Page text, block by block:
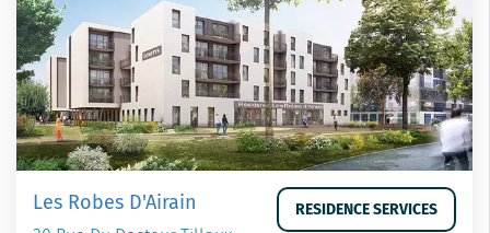
Les Robes D'Airain RESIDENCE SERVICES